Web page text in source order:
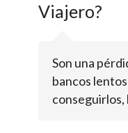
Viajero?
Son una
bancos